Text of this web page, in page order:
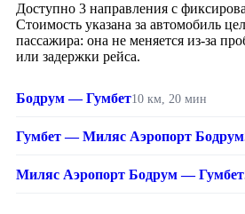
Доступно 3 направления с
Стоимость указана за автомобиль
пассажира: она не меняется из-за
или задержки рейса.
Бодрум — Гумбет10 км, 20 мин
Гумбет — Миляс Аэропорт Бодрум
Миляс Аэропорт Бодрум — Гумбет